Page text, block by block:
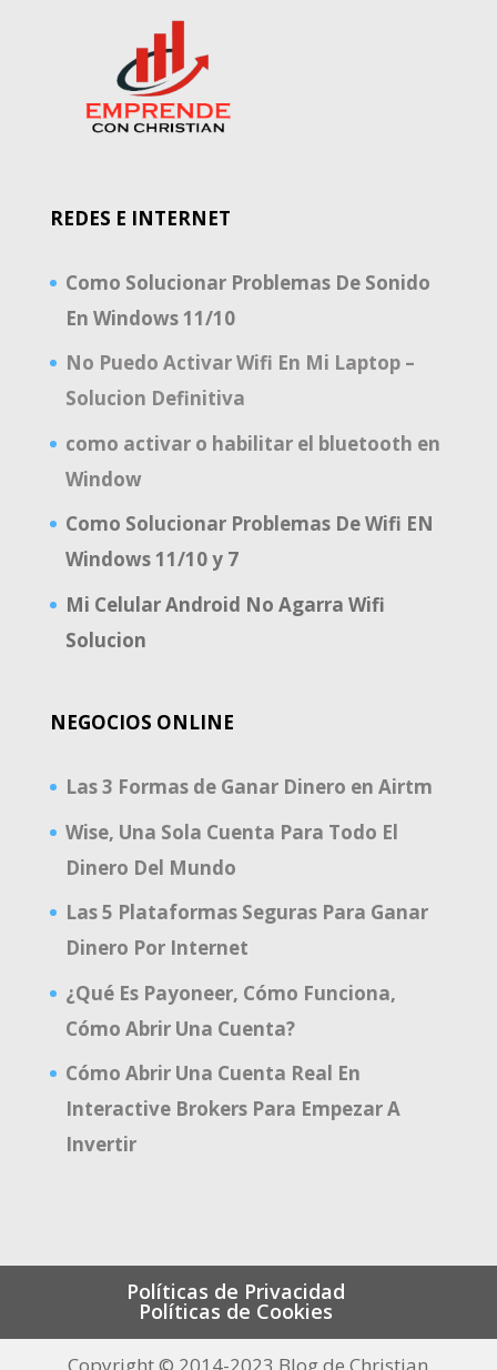
REDES E INTERNET
Como Solucionar Problemas De Sonido
En Windows 11/10
No Puedo Activar Wifi En Mi Laptop –
Solucion Definitiva
como activar o habilitar el bluetooth en
Window
Como Solucionar Problemas De Wifi EN
Windows 11/10 y 7
Mi Celular Android No Agarra Wifi
Solucion
NEGOCIOS ONLINE
Las 3 Formas de Ganar Dinero en Airtm
Wise, Una Sola Cuenta Para Todo El
Dinero Del Mundo
Las 5 Plataformas Seguras Para Ganar
Dinero Por Internet
¿Qué Es Payoneer, Cómo Funciona,
Cómo Abrir Una Cuenta?
Cómo Abrir Una Cuenta Real En
Interactive Brokers Para Empezar A
Invertir
Políticas de Privacidad
Políticas de Cookies